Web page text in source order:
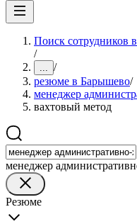
Поиск сотрудников
/
... /
резюме в Барышево/
менеджер
вахтовый метод
менеджер
Резюме